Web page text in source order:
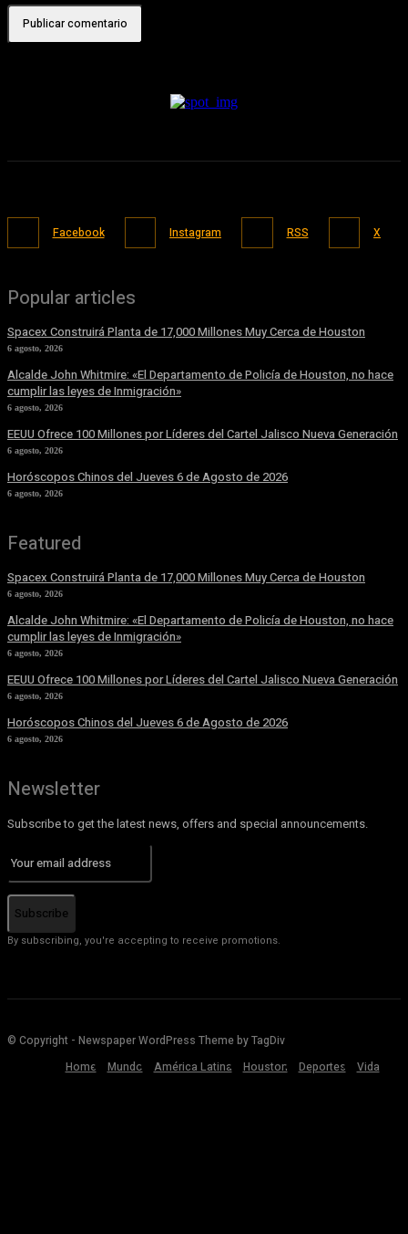
Facebook Instagram RSS X
Popular articles
Spacex Construirá Planta de 17,000 Millones Muy Cerca de Houston
6 agosto, 2026
Alcalde John Whitmire: «El Departamento de Policía de Houston, no hace
cumplir las leyes de Inmigración»
6 agosto, 2026
EEUU Ofrece 100 Millones por Líderes del Cartel Jalisco Nueva Generación
6 agosto, 2026
Horóscopos Chinos del Jueves 6 de Agosto de 2026
6 agosto, 2026
Featured
Spacex Construirá Planta de 17,000 Millones Muy Cerca de Houston
6 agosto, 2026
Alcalde John Whitmire: «El Departamento de Policía de Houston, no hace
cumplir las leyes de Inmigración»
6 agosto, 2026
EEUU Ofrece 100 Millones por Líderes del Cartel Jalisco Nueva Generación
6 agosto, 2026
Horóscopos Chinos del Jueves 6 de Agosto de 2026
6 agosto, 2026
Newsletter
Subscribe to get the latest news, offers and special announcements.
Subscribe
By subscribing, you're accepting to receive promotions.
© Copyright - Newspaper WordPress Theme by TagDiv
Home
Mundo América Latina Houston Deportes Vida